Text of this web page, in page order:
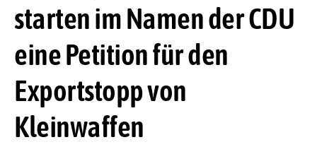
starten im Namen der CDU
eine Petition für den
Exportstopp von
Kleinwaffen